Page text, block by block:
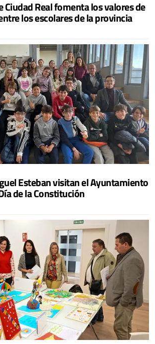
Ciudad Real fomenta los valores de
los escolares de la provincia
Esteban visitan el Ayuntamiento
de la Constitución